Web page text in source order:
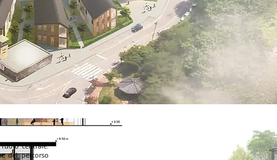
centrale.
del percorso